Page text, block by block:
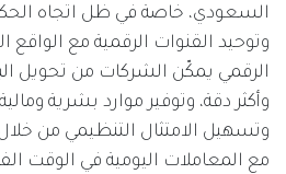
السعودي، خاصة في ظل اتجاه
وتوحيد القنوات الرقمية مع الواقع
الرقمي يمكّن الشركات من تحويل
وأكثر دقة، وتوفير موارد بشرية
وتسهيل الامتثال التنظيمي من
مع المعاملات اليومية في الوقت